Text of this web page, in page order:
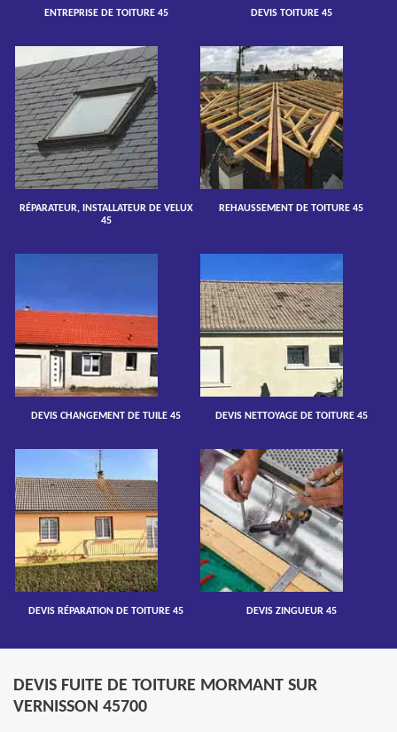
ENTREPRISE DE TOITURE 45 DEVIS TOITURE 45
RÉPARATEUR, INSTALLATEUR DE VELUX
45
REHAUSSEMENT DE TOITURE 45
DEVIS CHANGEMENT DE TUILE 45 DEVIS NETTOYAGE DE TOITURE 45
DEVIS RÉPARATION DE TOITURE 45 DEVIS ZINGUEUR 45
DEVIS FUITE DE TOITURE MORMANT SUR
VERNISSON 45700